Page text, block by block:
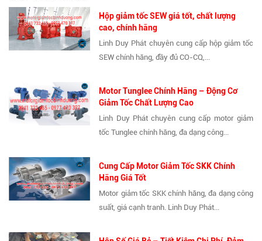
Hộp giảm tốc SEW giá tốt, chất lượng
cao, chính hãng
Linh Duy Phát chuyên cung cấp hộp giảm tốc
SEW chính hãng, đầy đủ CO-CQ,...
Motor Tunglee Chính Hãng – Động Cơ
Giảm Tốc Chất Lượng Cao
Linh Duy Phát chuyên cung cấp motor giảm
tốc Tunglee chính hãng, đa dạng công...
Cung Cấp Motor Giảm Tốc SKK Chính
Hãng Giá Tốt
Motor giảm tốc SKK chính hãng, đa dạng công
suất, giá cạnh tranh. Linh Duy Phát...